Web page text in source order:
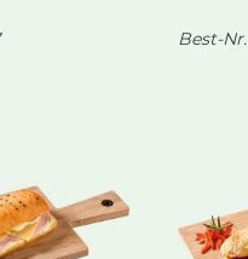
Best-Nr.